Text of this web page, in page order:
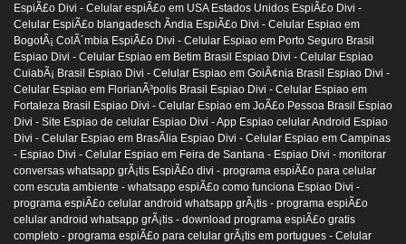
EspiÃ£o Divi - Celular espiÃ£o em USA Estados Unidos EspiÃ£o Divi -
Celular EspiÃ£o blangadesch Ãndia EspiÃ£o Divi - Celular Espiao em
BogotÃ¡ ColÃ´mbia EspiÃ£o Divi - Celular Espiao em Porto Seguro Brasil
Espiao Divi - Celular Espiao em Betim Brasil Espiao Divi - Celular Espiao
CuiabÃ¡ Brasil Espiao Divi - Celular Espiao em GoiÃ¢nia Brasil Espiao Divi -
Celular Espiao em FlorianÃ³polis Brasil Espiao Divi - Celular Espiao em
Fortaleza Brasil Espiao Divi - Celular Espiao em JoÃ£o Pessoa Brasil Espiao
Divi - Site Espiao de celular Espiao Divi -App Espiao celular Android Espiao
Divi - Celular Espiao em BrasÃ­lia Espiao Divi - Celular Espiao em Campinas
- Espiao Divi - Celular Espiao em Feira de Santana - Espiao Divi - monitorar
conversas whatsapp grÃ¡tis EspiÃ£o divi - programa espiÃ£o para celular
com escuta ambiente - whatsapp espiÃ£o como funciona Espiao Divi -
programa espiÃ£o celular android whatsapp grÃ¡tis - programa espiÃ£o
celular android whatsapp grÃ¡tis - download programa espiÃ£o gratis
completo - programa espiÃ£o para celular grÃ¡tis em portugues - Celular